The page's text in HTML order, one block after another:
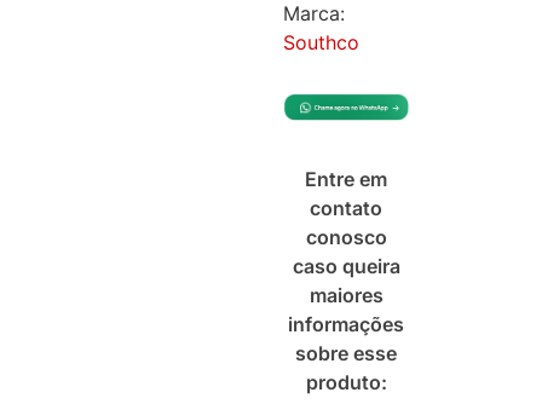
Marca:
Southco
Entre em
contato
conosco
caso queira
maiores
informações
sobre esse
produto: